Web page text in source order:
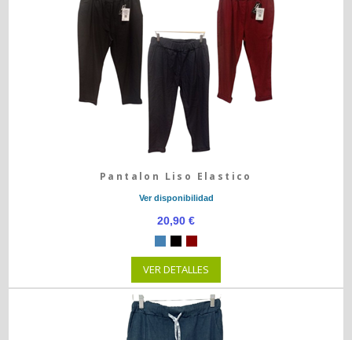
Pantalon Liso Elastico
Ver disponibilidad
20,90 €
VER DETALLES